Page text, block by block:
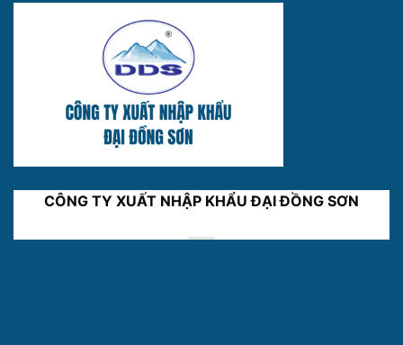
CÔNG TY XUẤT NHẬP KHẨU ĐẠI ĐỒNG SƠN